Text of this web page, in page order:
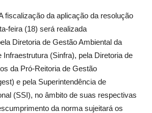
fiscalização da aplicação da resolução
feira (18) será realizada
Diretoria de Gestão Ambiental da
Infraestrutura (Sinfra), pela Diretoria de
da Pró-Reitoria de Gestão
e pela Superintendência de
(SSI), no âmbito de suas respectivas
da norma sujeitará os